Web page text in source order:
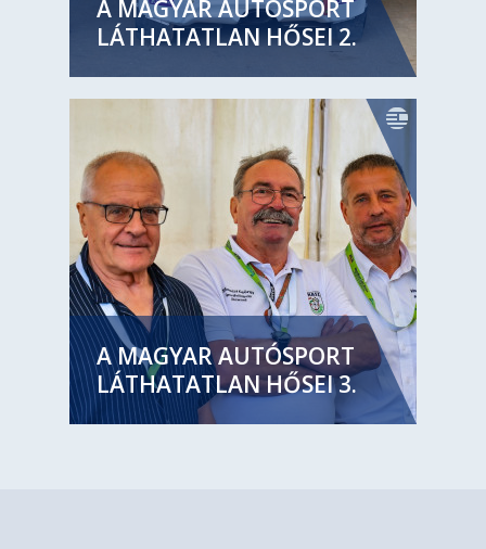
A MAGYAR AUTÓSPORT
LÁTHATATLAN HŐSEI 2.
A MAGYAR AUTÓSPORT
LÁTHATATLAN HŐSEI 3.